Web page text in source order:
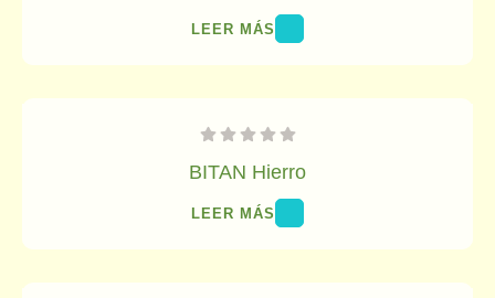
LEER MÁS
BITAN Hierro
LEER MÁS